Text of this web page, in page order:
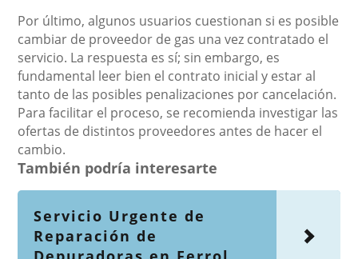
Por último, algunos usuarios cuestionan si es posible
cambiar de proveedor de gas una vez contratado el
servicio. La respuesta es sí; sin embargo, es
fundamental leer bien el contrato inicial y estar al
tanto de las posibles penalizaciones por cancelación.
Para facilitar el proceso, se recomienda investigar las
ofertas de distintos proveedores antes de hacer el
cambio.
También podría interesarte
Servicio Urgente de
Reparación de